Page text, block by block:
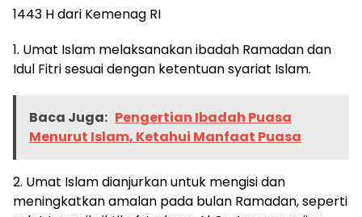
1443 H dari Kemenag RI
1. Umat Islam melaksanakan ibadah Ramadan dan
Idul Fitri sesuai dengan ketentuan syariat Islam.
Baca Juga: Pengertian Ibadah Puasa
Menurut Islam, Ketahui Manfaat Puasa
2. Umat Islam dianjurkan untuk mengisi dan
meningkatkan amalan pada bulan Ramadan, seperti